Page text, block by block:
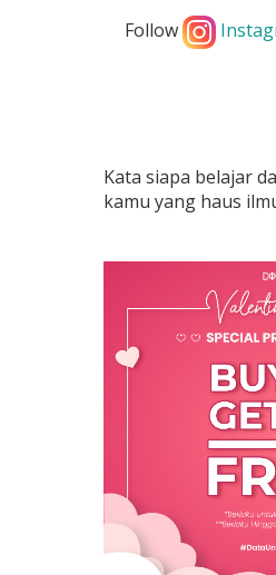
Follow
Kata siapa belajar
kamu yang haus